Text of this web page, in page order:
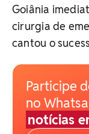
Goiânia
cirurgia de
cantou o
Participe
no
notícias